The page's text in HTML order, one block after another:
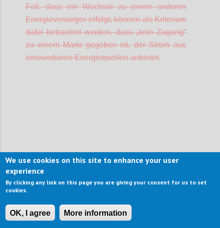
Fall, dass ein Wechsel zu einem anderen
Energieversorger erfolgt, können als Kriterium
dafür betrachtet werden, dass „kein Zugang“
zu einem Markt gegeben ist, der Strom aus
erneuerbaren Energiequellen anbietet.
P38
E 12 Schwimmbäder im Außenbereich
nur für BEH und PRI)
We use cookies on this site to enhance your user
experience
By clicking any link on this page you are giving your consent for us to set
cookies.
OK, I agree More information